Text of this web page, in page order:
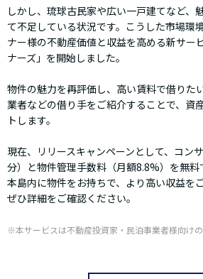
しかし、琉球古民家や広い一戸建てなど、
て不足している状況です。こうした市場環
ナー様の不動産価値と収益を高める新サー
ナーズ」を開始しました。
物件の魅力を再評価し、高い賃料で借りた
業者などの借り手をご紹介することで、資
トします。
現在、リリースキャンペーンとして、コン
分）と物件管理手数料（月額8.8%）を無
本島内に物件をお持ちで、より高い収益を
ぜひ詳細をご確認ください。
※本サービスは不動産投資家・民泊事業者様向け